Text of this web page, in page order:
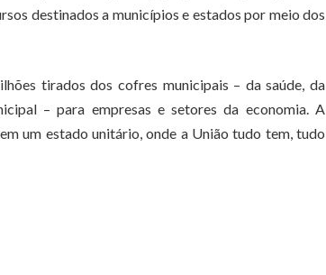
destinados a municípios e estados por meio dos
tirados dos cofres municipais – da saúde, da
– para empresas e setores da economia. A
um estado unitário, onde a União tudo tem, tudo